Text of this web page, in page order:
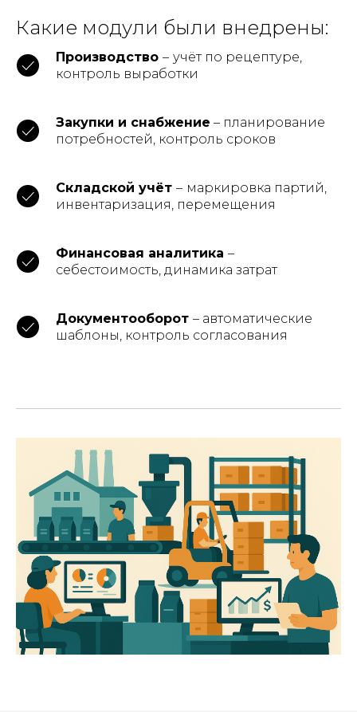
Какие модули были внедрены:
Производство – учёт по рецептуре,
контроль выработки
Закупки и снабжение – планирование
потребностей, контроль сроков
Складской учёт – маркировка партий,
инвентаризация, перемещения
Финансовая аналитика –
себестоимость, динамика затрат
Документооборот – автоматические
шаблоны, контроль согласования